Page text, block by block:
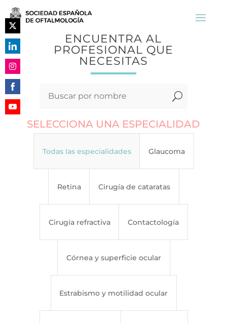
ENCUENTRA AL
PROFESIONAL QUE
NECESITAS
U
SELECCIONA UNA ESPECIALIDAD
Todas las especialidades Glaucoma
Retina Cirugía de cataratas
Cirugía refractiva Contactología
Córnea y superficie ocular
Estrabismo y motilidad ocular
Share
on
Twitter
Share
on
LinkedIn
Share
on
Instagram
Share
on
Facebook